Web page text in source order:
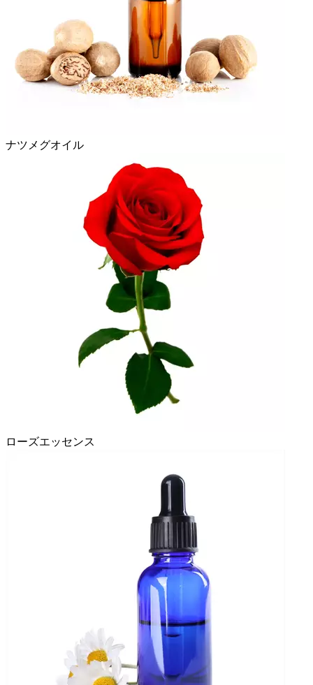
ナツメグオイル
ローズエッセンス